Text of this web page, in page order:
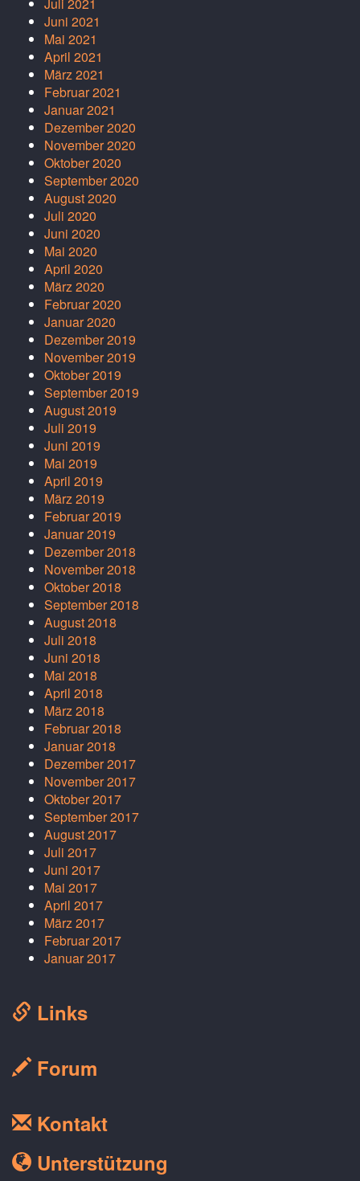
Juli 2021
Juni 2021
Mai 2021
April 2021
März 2021
Februar 2021
Januar 2021
Dezember 2020
November 2020
Oktober 2020
September 2020
August 2020
Juli 2020
Juni 2020
Mai 2020
April 2020
März 2020
Februar 2020
Januar 2020
Dezember 2019
November 2019
Oktober 2019
September 2019
August 2019
Juli 2019
Juni 2019
Mai 2019
April 2019
März 2019
Februar 2019
Januar 2019
Dezember 2018
November 2018
Oktober 2018
September 2018
August 2018
Juli 2018
Juni 2018
Mai 2018
April 2018
März 2018
Februar 2018
Januar 2018
Dezember 2017
November 2017
Oktober 2017
September 2017
August 2017
Juli 2017
Juni 2017
Mai 2017
April 2017
März 2017
Februar 2017
Januar 2017
Links
Forum
Kontakt
Unterstützung